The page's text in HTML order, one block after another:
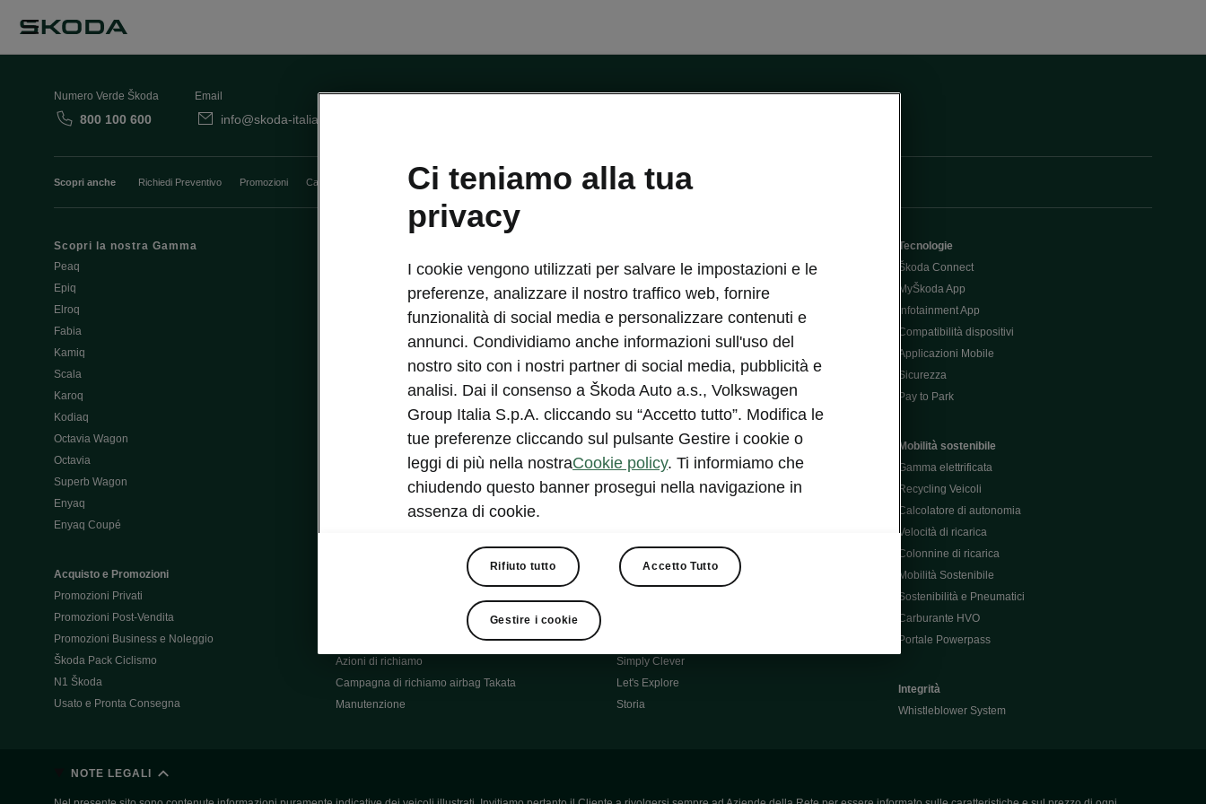
Numero Verde Škoda
800 100 600
Email
info@skoda-italia.it
Scopri anche Richiedi Preventivo Promozioni Cataloghi e Listini Car Configurator Rete Škoda
Scopri la nostra Gamma
Peaq
Epiq
Elroq
Fabia
Kamiq
Scala
Karoq
Kodiaq
Octavia Wagon
Octavia
Superb Wagon
Enyaq
Enyaq Coupé
Acquisto e Promozioni
Promozioni Privati
Promozioni Post-Vendita
Promozioni Business e Noleggio
Škoda Pack Ciclismo
N1 Škoda
Usato e Pronta Consegna
Aziende e P.IVA
Usato Škoda Plus
Cataloghi e listini
Richiedi Preventivo
Richiedi Test Drive
Post-vendita aziende e P.IVA
Škoda Supercard
Azioni di richiamo
Campagna di richiamo airbag Takata
Manutenzione
Informazioni per soccorritori
Dichiarazione di cambio proprietà
Richiedi Assistenza Service
Mondo Škoda
Milano Design Week
Fabia Green Flow
Škoda Official Partner X Factor 202
Elroq Respectline
Contatti
Auto per neopatentati
Simply Clever
Let's Explore
Storia
Tecnologie
Škoda Connect
MyŠkoda App
Infotainment App
Compatibilità dispositivi
Applicazioni Mobile
Sicurezza
Pay to Park
Mobilità sostenibile
Gamma elettrificata
Recycling Veicoli
Calcolatore di autonomia
Velocità di ricarica
Colonnine di ricarica
Mobilità Sostenibile
Sostenibilità e Pneumatici
Carburante HVO
Portale Powerpass
Integrità
Whistleblower System
NOTE LEGALI
Ci teniamo alla tua
privacy
I cookie vengono utilizzati per salvare le impostazioni e le
preferenze, analizzare il nostro traffico web, fornire
funzionalità di social media e personalizzare contenuti e
annunci. Condividiamo anche informazioni sull'uso del
nostro sito con i nostri partner di social media, pubblicità e
analisi. Dai il consenso a Škoda Auto a.s., Volkswagen
Group Italia S.p.A. cliccando su “Accetto tutto”. Modifica le
tue preferenze cliccando sul pulsante Gestire i cookie o
leggi di più nella nostraCookie policy. Ti informiamo che
chiudendo questo banner prosegui nella navigazione in
assenza di cookie.
Rifiuto tutto Accetto Tutto
Gestire i cookie